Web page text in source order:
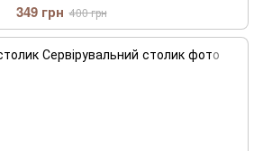
349 грн 400 грн